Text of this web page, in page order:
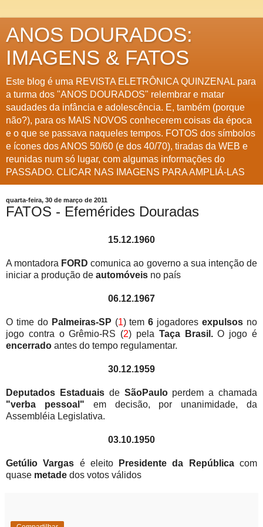
ANOS DOURADOS:
IMAGENS & FATOS
Este blog é uma REVISTA ELETRÔNICA QUINZENAL para
a turma dos "ANOS DOURADOS" relembrar e matar
saudades da infância e adolescência. E, também (porque
não?), para os MAIS NOVOS conhecerem coisas da época
e o que se passava naqueles tempos. FOTOS dos símbolos
e ícones dos ANOS 50/60 (e dos 40/70), tiradas da WEB e
reunidas num só lugar, com algumas informações do
PASSADO. CLICAR NAS IMAGENS PARA AMPLIÁ-LAS
quarta-feira, 30 de março de 2011
FATOS - Efemérides Douradas
15.12.1960
A montadora FORD comunica ao governo a sua intenção de
iniciar a produção de automóveis no país
06.12.1967
O time do Palmeiras-SP (1) tem6 jogadoresexpulsos no
jogo contra o Grêmio-RS (2) pela Taça Brasil.O jogo é
encerrado antes do tempo regulamentar.
30.12.1959
Deputados Estaduaisde SãoPauloperdem a chamada
"verba pessoal" em decisão, por unanimidade, da
Assembléia Legislativa.
03.10.1950
Getúlio Vargas é eleito Presidente da Repúblicacom
quase metade dos votos válidos